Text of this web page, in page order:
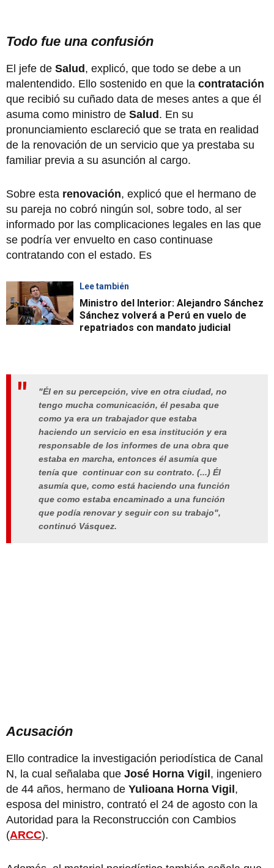
Todo fue una confusión
El jefe de Salud , explicó, que todo se debe a un
malentendido. Ello sostenido en que la contratación
que recibió su cuñado data de meses antes a que él
asuma como ministro de Salud . En su
pronunciamiento esclareció que se trata en realidad
de la renovación de un servicio que ya prestaba su
familiar previa a su asunción al cargo.
Sobre esta renovación, explicó que el hermano de
su pareja no cobró ningún sol, sobre todo, al ser
informado por las complicaciones legales en las que
se podría ver envuelto en caso continuase
contratando con el estado. Es
Lee también
Ministro del Interior: Alejandro Sánchez
Sánchez volverá a Perú en vuelo de
repatriados con mandato judicial
"Él en su percepción, vive en otra ciudad, no
tengo mucha comunicación, él pesaba que
como ya era un trabajador que estaba
haciendo un servicio en esa institución y era
responsable de los informes de una obra que
estaba en marcha, entonces él asumía que
tenía que continuar con su contrato. (...) Él
asumía que, como está haciendo una función
que como estaba encaminado a una función
que podía renovar y seguir con su trabajo",
continuó Vásquez.
Acusación
Ello contradice la investigación periodística de Canal
N, la cual señalaba que José Horna Vigil, ingeniero
de 44 años, hermano de Yulioana Horna Vigil,
esposa del ministro, contrató el 24 de agosto con la
Autoridad para la Reconstrucción con Cambios
(ARCC).